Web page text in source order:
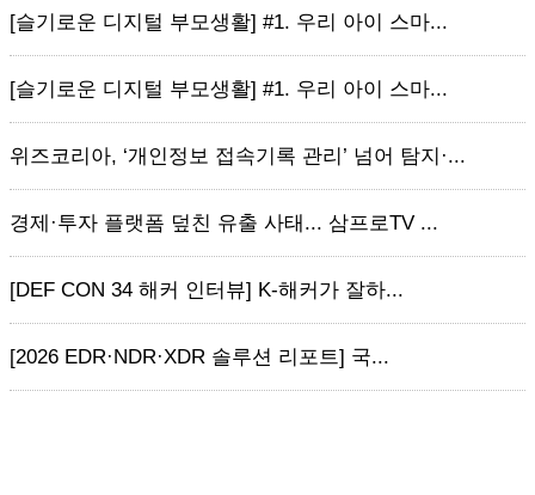
[슬기로운 디지털 부모생활] #1. 우리 아이 스마...
[슬기로운 디지털 부모생활] #1. 우리 아이 스마...
위즈코리아, ‘개인정보 접속기록 관리’ 넘어 탐지·...
경제·투자 플랫폼 덮친 유출 사태... 삼프로TV ...
[DEF CON 34 해커 인터뷰] K-해커가 잘하...
[2026 EDR·NDR·XDR 솔루션 리포트] 국...